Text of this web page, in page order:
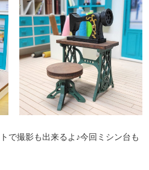
で撮影も出来るよ♪今回ミシン台も